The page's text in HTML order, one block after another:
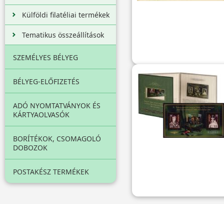
Külföldi filatéliai termékek
Tematikus összeállítások
SZEMÉLYES BÉLYEG
BÉLYEG-ELŐFIZETÉS
ADÓ NYOMTATVÁNYOK ÉS
KÁRTYAOLVASÓK
BORÍTÉKOK, CSOMAGOLÓ
DOBOZOK
POSTAKÉSZ TERMÉKEK